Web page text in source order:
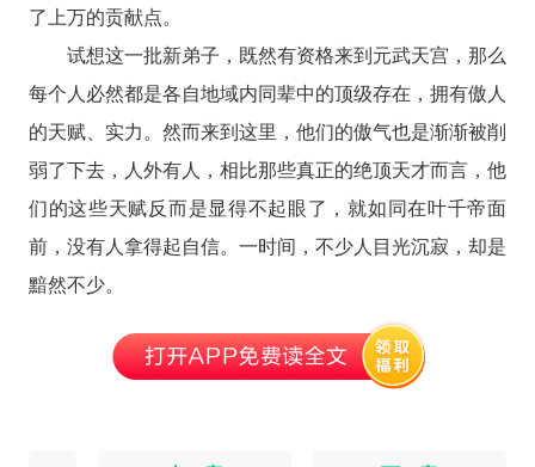
了上万的贡献点。
试想这一批新弟子，既然有资格来到元武天宫，那么
每个人必然都是各自地域内同辈中的顶级存在，拥有傲人
的天赋、实力。然而来到这里，他们的傲气也是渐渐被削
弱了下去，人外有人，相比那些真正的绝顶天才而言，他
们的这些天赋反而是显得不起眼了，就如同在叶千帝面
前，没有人拿得起自信。一时间，不少人目光沉寂，却是
黯然不少。